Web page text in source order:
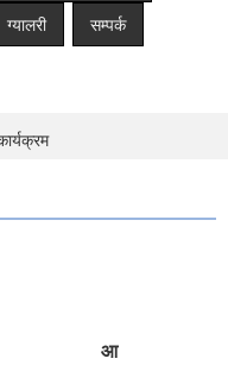
ग्यालरी सम्पर्क
आ